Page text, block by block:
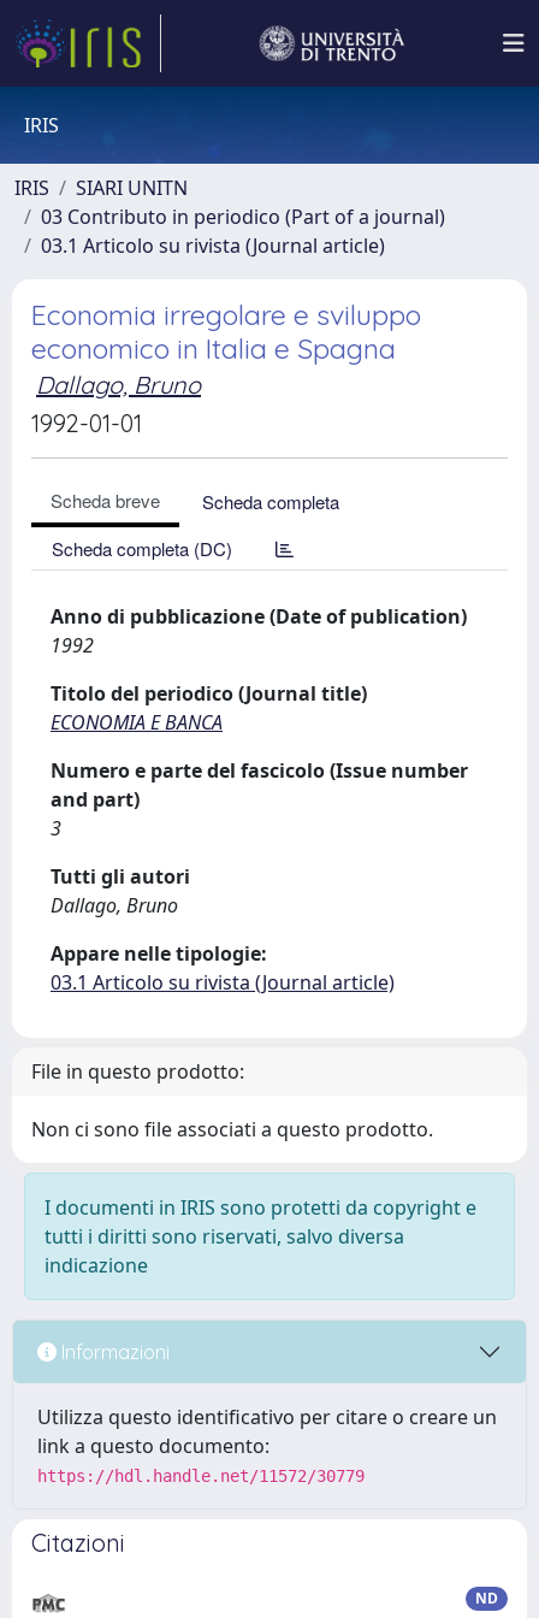
IRIS
IRIS
SIARI UNITN
03 Contributo in periodico (Part of a journal)
03.1 Articolo su rivista (Journal article)
Economia irregolare e sviluppo
economico in Italia e Spagna
Dallago, Bruno
1992-01-01
Scheda breve
Scheda completa
Scheda completa (DC)
Anno di pubblicazione (Date of publication)
1992
Titolo del periodico (Journal title)
ECONOMIA E BANCA
Numero e parte del fascicolo (Issue number
and part)
3
Tutti gli autori
Dallago, Bruno
Appare nelle tipologie:
03.1 Articolo su rivista (Journal article)
File in questo prodotto:
Non ci sono file associati a questo prodotto.
I documenti in IRIS sono protetti da copyright e
tutti i diritti sono riservati, salvo diversa
indicazione
Informazioni
Utilizza questo identificativo per citare o creare un
link a questo documento:
https://hdl.handle.net/11572/30779
Citazioni
ND